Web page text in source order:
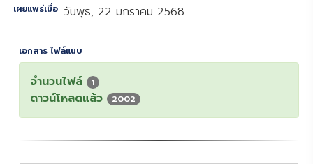
เผยแพร่เมื่อ วันพุธ, 22 มกราคม 2568
เอกสาร ไฟล์แนบ
จำนวนไฟล์ 1
ดาวน์โหลดแล้ว 2002